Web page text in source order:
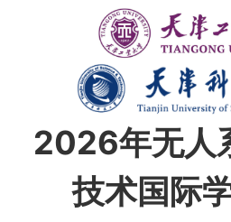
2026年无人
技术国际